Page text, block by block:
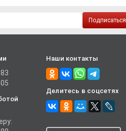
Подписаться
Наши контакты
Делитесь в соцсетях